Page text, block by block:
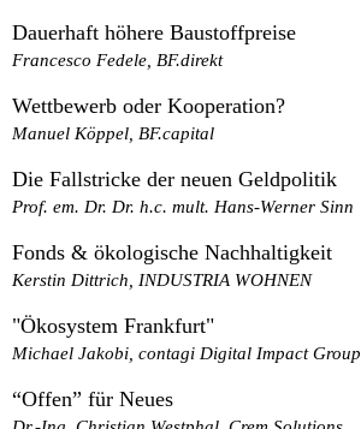
Dauerhaft höhere Baustoffpreise
Francesco Fedele, BF.direkt
Wettbewerb oder Kooperation?
Manuel Köppel, BF.capital
Die Fallstricke der neuen Geldpolitik
Prof. em. Dr. Dr. h.c. mult. Hans-Werner Sinn
Fonds & ökologische Nachhaltigkeit
Kerstin Dittrich, INDUSTRIA WOHNEN
"Ökosystem Frankfurt"
Michael Jakobi, contagi Digital Impact Group
“Offen” für Neues